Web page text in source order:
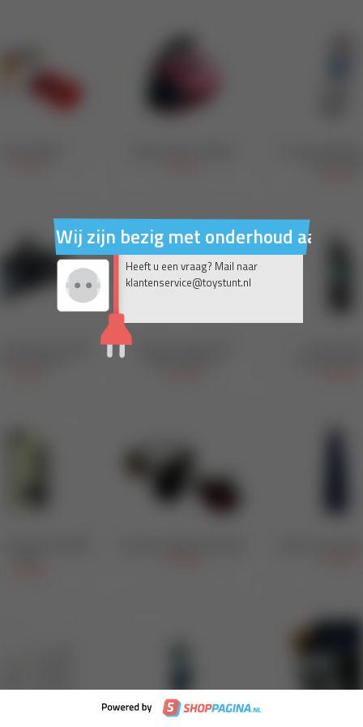
Wij zijn bezig met onderhoud aan
Heeft u een vraag? Mail naar
klantenservice@toystunt.nl